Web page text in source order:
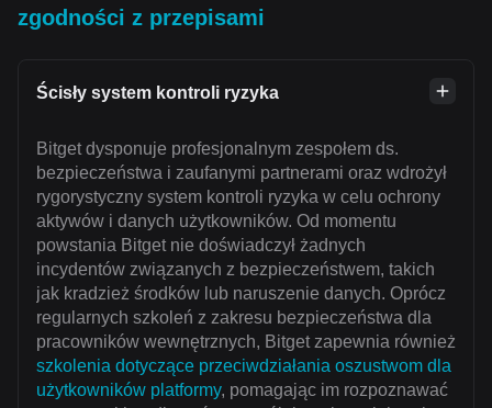
zgodności z przepisami
Ścisły system kontroli ryzyka
Bitget dysponuje profesjonalnym zespołem ds.
bezpieczeństwa i zaufanymi partnerami oraz wdrożył
rygorystyczny system kontroli ryzyka w celu ochrony
aktywów i danych użytkowników. Od momentu
powstania Bitget nie doświadczył żadnych
incydentów związanych z bezpieczeństwem, takich
jak kradzież środków lub naruszenie danych. Oprócz
regularnych szkoleń z zakresu bezpieczeństwa dla
pracowników wewnętrznych, Bitget zapewnia również
szkolenia dotyczące przeciwdziałania oszustwom dla
użytkowników platformy, pomagając im rozpoznawać